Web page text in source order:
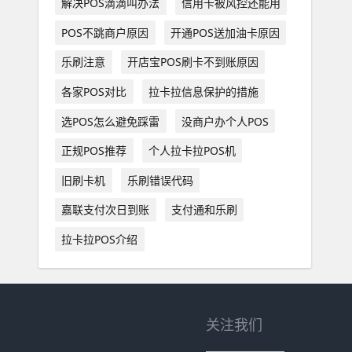
POS不跳商户原因
开通POS送加油卡原因
乐刷注意
开店宝POS刷卡不到账原因
各家POS对比
拉卡拉信息保护的措施
选POS怎么避免踩雷
没商户办个人POS
正规POS推荐
个人拉卡拉POS机
旧刷卡机
乐刷错误代码
嘉联支付次日到账
支付通和乐刷
拉卡拉POS介绍
关注我们